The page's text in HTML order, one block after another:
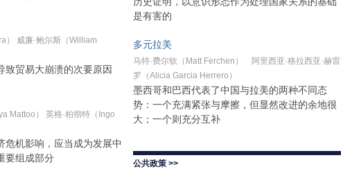
） 威廉·鲍尔斯（William
致贸易大崩溃的次要原因
Mattoo） 英格·柏彻特（Ingo
危机影响，应当成为发展中
要组成部分
是有害的
多元拉美
马特·费尔钦（Matt Ferchen） 阿里西亚·格拉西亚·赫雷
罗（Alicia Garcia Herrero）
墨西哥和巴西代表了中国与拉美的两种不同态
势：一个充满紧张与摩擦，但显然改进的余地很
大；一个则充分互补
公共政策 >>